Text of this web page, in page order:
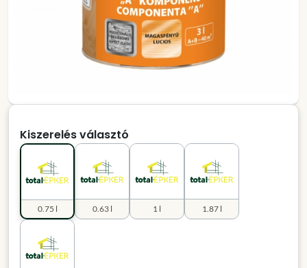
Kiszerelés választó
0.63 l
0.75 l 1 l 1.87 l